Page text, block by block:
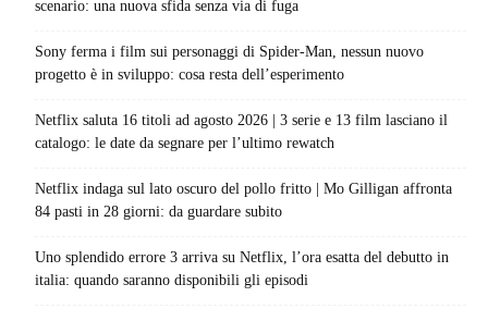
scenario: una nuova sfida senza via di fuga
Sony ferma i film sui personaggi di Spider-Man, nessun nuovo
progetto è in sviluppo: cosa resta dell’esperimento
Netflix saluta 16 titoli ad agosto 2026 | 3 serie e 13 film lasciano il
catalogo: le date da segnare per l’ultimo rewatch
Netflix indaga sul lato oscuro del pollo fritto | Mo Gilligan affronta
84 pasti in 28 giorni: da guardare subito
Uno splendido errore 3 arriva su Netflix, l’ora esatta del debutto in
italia: quando saranno disponibili gli episodi